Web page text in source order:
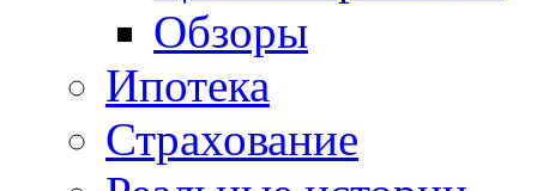
Обзоры
Ипотека
Страхование